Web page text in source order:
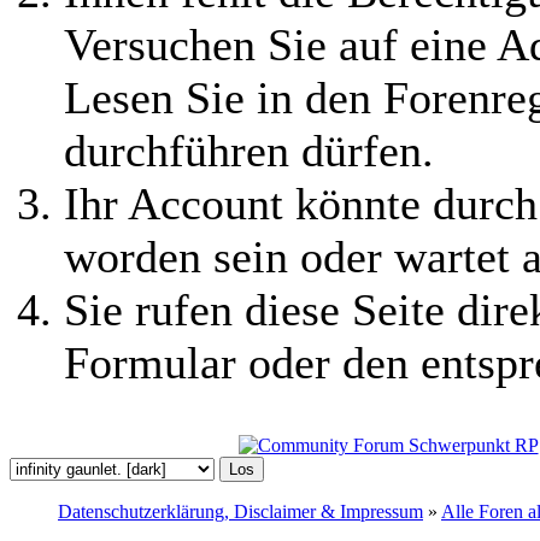
Versuchen Sie auf eine
Lesen Sie in den
durchführen dürfen.
Ihr Account könnte
worden sein oder wartet
Sie rufen diese Seite
Formular oder den
Datenschutzerklärung, Disclaimer & Impressum » Alle Foren